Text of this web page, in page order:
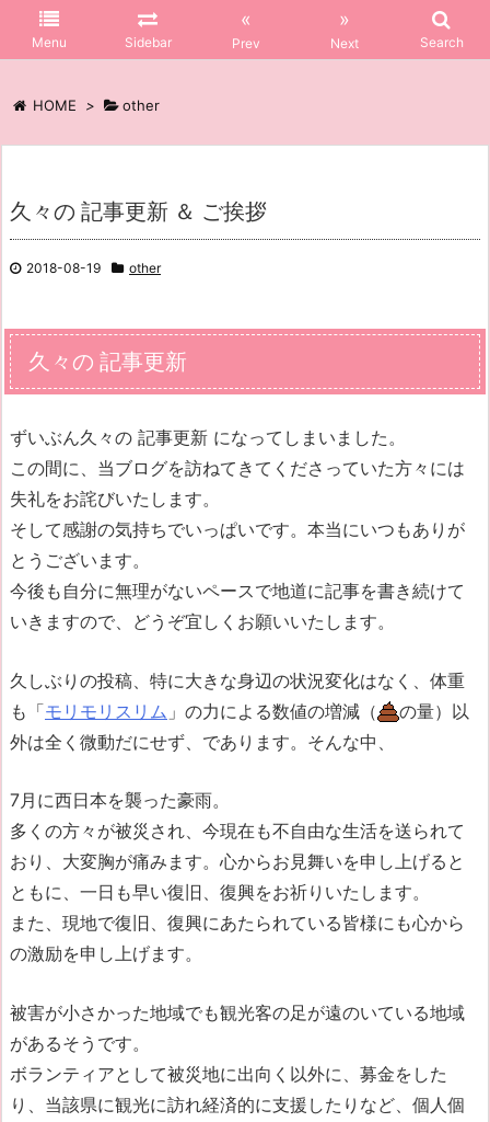
Menu Sidebar
«
Prev
»
Next Search
HOME > other
久々の 記事更新 ＆ ご挨拶
2018-08-19 other
久々の 記事更新
ずいぶん久々の 記事更新 になってしまいました。
この間に、当ブログを訪ねてきてくださっていた方々には
失礼をお詫びいたします。
そして感謝の気持ちでいっぱいです。本当にいつもありが
とうございます。
今後も自分に無理がないペースで地道に記事を書き続けて
いきますので、どうぞ宜しくお願いいたします。
久しぶりの投稿、特に大きな身辺の状況変化はなく、体重
も「モリモリスリム 」の力による数値の増減（
の量）以
外は全く微動だにせず、であります。そんな中、
7月に西日本を襲った豪雨。
多くの方々が被災され、今現在も不自由な生活を送られて
おり、大変胸が痛みます。心からお見舞いを申し上げると
ともに、一日も早い復旧、復興をお祈りいたします。
また、現地で復旧、復興にあたられている皆様にも心から
の激励を申し上げます。
被害が小さかった地域でも観光客の足が遠のいている地域
があるそうです。
ボランティアとして被災地に出向く以外に、募金をした
り、当該県に観光に訪れ経済的に支援したりなど、個人個